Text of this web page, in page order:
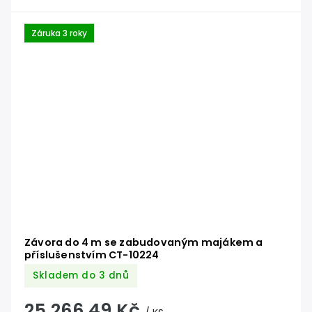
Záruka 3 roky
Závora do 4 m se zabudovaným majákem a
příslušenstvím CT-10224
Skladem do 3 dnů